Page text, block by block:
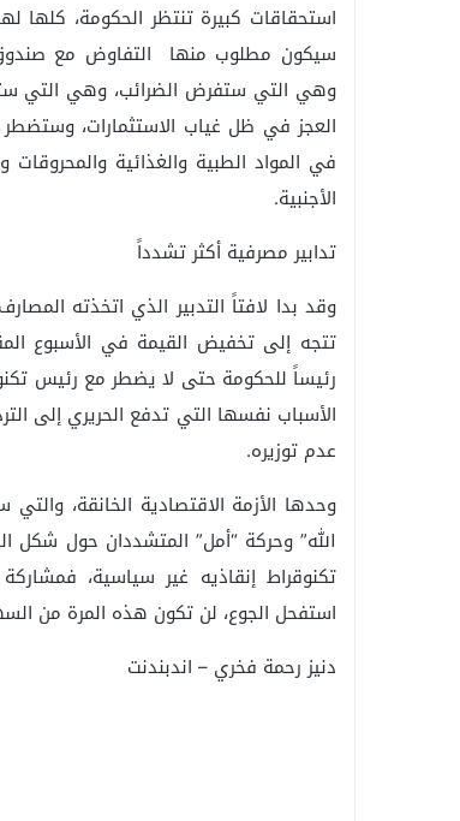
استحقاقات كبيرة تنتظر الحكومة، كلها
سيكون مطلوب منها التفاوض مع صندوق
وهي التي ستفرض الضرائب، وهي التي
العجز في ظل غياب الاستثمارات،
في المواد الطبية والغذائية
الأجنبية.
تدابير مصرفية أكثر تشدداً
وقد بدا لافتاً التدبير الذي اتخذته
تتجه إلى تخفيض القيمة في الأسبوع
رئيساً للحكومة حتى لا يضطر مع رئيس
الأسباب نفسها التي تدفع الحريري إلى
عدم توزيره.
وحدها الأزمة الاقتصادية الخانقة،
الله” وحركة “أمل” المتشددان حول شكل
تكنوقراط إنقاذيه غير سياسية،
استفحل الجوع، لن تكون هذه المرة من
دنيز رحمة فخري – اندبندنت